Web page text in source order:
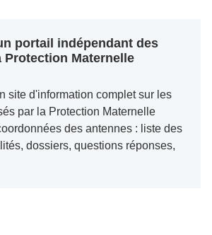
portail indépendant des
Protection Maternelle
site d'information complet sur les
par la Protection Maternelle
des antennes : liste des
dossiers, questions réponses,